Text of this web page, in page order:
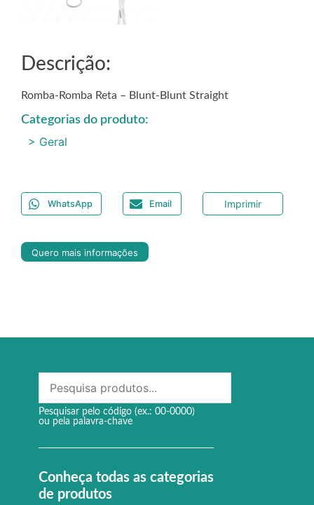
Descrição:
Romba-Romba Reta – Blunt-Blunt Straight
Categorias do produto:
> Geral
WhatsApp Email Imprimir
Quero mais informações
Pesquisar pelo código (ex.: 00-0000)
ou pela palavra-chave
Conheça todas as categorias
de produtos